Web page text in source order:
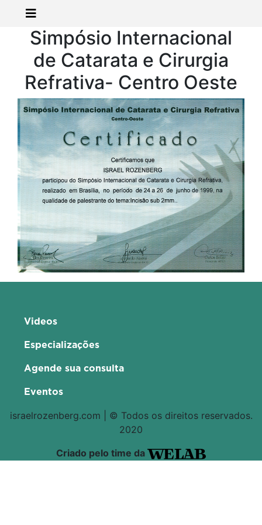
Simpósio Internacional
de Catarata e Cirurgia
Refrativa- Centro Oeste
Videos
Especializações
Agende sua consulta
Eventos
israelrozenberg.com | © Todos os direitos reservados.
2020
Criado pelo time da